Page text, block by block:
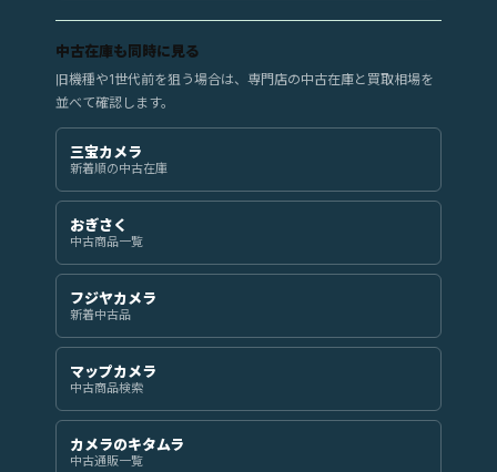
中古在庫も同時に見る
旧機種や1世代前を狙う場合は、専門店の中古在庫と買取相場を
並べて確認します。
三宝カメラ
新着順の中古在庫
おぎさく
中古商品一覧
フジヤカメラ
新着中古品
マップカメラ
中古商品検索
カメラのキタムラ
中古通販一覧